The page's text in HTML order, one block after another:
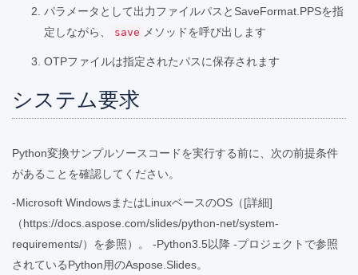
パラメータとして出力ファイルパスとSaveFormat.PPSを指
定しながら、
save メソッドを呼び出します
OTPファイルは指定されたパスに保存されます
システム要求
Python変換サンプルソースコードを実行する前に、次の前提条件
があることを確認してください。
-Microsoft WindowsまたはLinuxベースのOS（[詳細]
（https://docs.aspose.com/slides/python-net/system-
requirements/）を参照）。 -Python3.5以降 -プロジェクトで参照
されているPython用のAspose.Slides。